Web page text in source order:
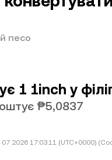
песо
1 1inch у
₱5,0837
07 2026 17:03:11 (UTC+0000)